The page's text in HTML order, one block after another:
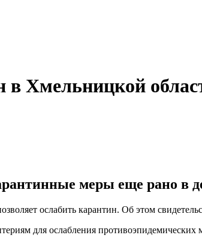
Хмельницкой
меры еще рано в
ослабить карантин. Об этом
для ослабления